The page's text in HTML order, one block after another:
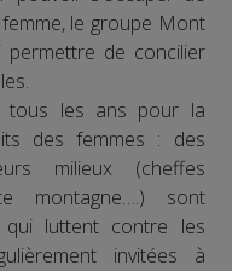
le groupe Mont
permettre de concilier
tous les ans pour la
des femmes : des
milieux (cheffes
montagne….) sont
qui luttent contre les
invitées à